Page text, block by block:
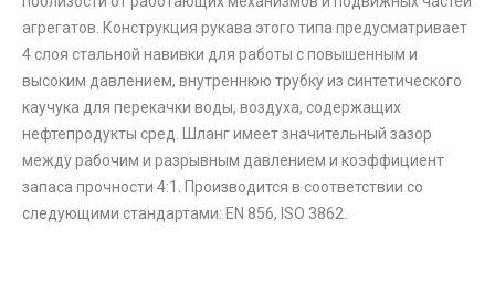
агрегатов. Конструкция рукава этого типа предусматривает
4 слоя стальной навивки для работы с повышенным и
высоким давлением, внутреннюю трубку из синтетического
каучука для перекачки воды, воздуха, содержащих
нефтепродукты сред. Шланг имеет значительный зазор
между рабочим и разрывным давлением и коэффициент
запаса прочности 4:1. Производится в соответствии со
следующими стандартами: EN 856, ISO 3862.